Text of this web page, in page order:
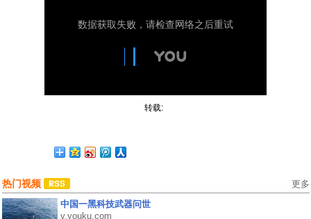
转载:
热门视频 更多
中国一黑科技武器问世
v.youku.com